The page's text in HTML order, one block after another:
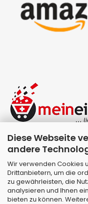
Diese Webseite
andere
Wir verwenden Cookies
Drittanbietern, um die
zu gewährleisten, die
analysieren und Ihnen
bieten zu können.
Webshop